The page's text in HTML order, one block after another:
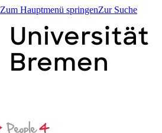
Zum Hauptmenü springenZur Suche